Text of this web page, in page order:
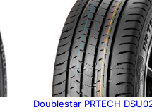
Doublestar PRTECH